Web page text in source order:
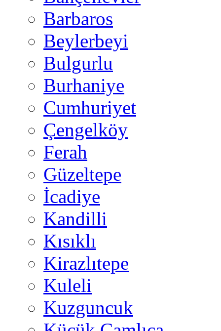
Barbaros
Beylerbeyi
Bulgurlu
Burhaniye
Cumhuriyet
Çengelköy
Ferah
Güzeltepe
İcadiye
Kandilli
Kısıklı
Kirazlıtepe
Kuleli
Kuzguncuk